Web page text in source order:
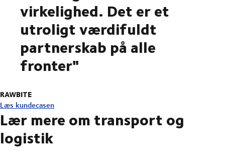
virkelighed. Det er et
utroligt værdifuldt
partnerskab på alle
fronter"
RAWBITE
Læs kundecasen
Lær mere om transport og
logistik